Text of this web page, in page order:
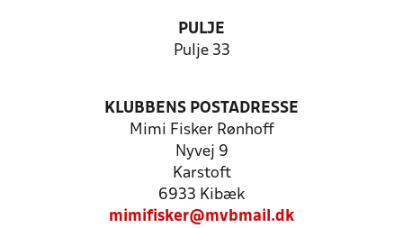
PULJE
Pulje 33
KLUBBENS POSTADRESSE
Mimi Fisker Rønhoff
Nyvej 9
Karstoft
6933 Kibæk
mimifisker@mvbmail.dk